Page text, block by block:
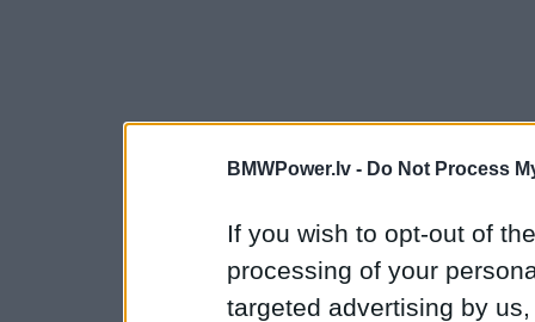
BMWPower.lv - Do Not Process
If you wish to opt-out of
processing of your
targeted advertising by